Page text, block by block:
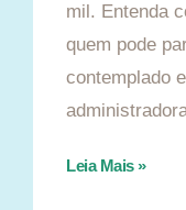
mil. Entenda
quem pode
contemplado
Leia Mais »